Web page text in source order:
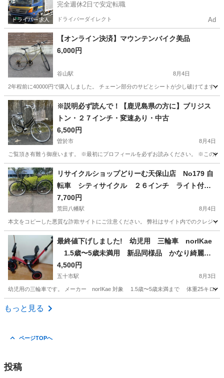
完全週休2日で安定転職
ドライバーダイレクト Ad
【オンライン決済】マウンテンバイク美品
6,000円
谷山駅 8月4日
2年程前に40000円で購入しました。 チェーン部分のサビとシートが少し破けてます
鹿児島 鹿児島市 谷山駅 マウンテンバイク
※説明必ず読んで！【鹿児島県の方に】ブリジス
トン・２７インチ・変速あり・中古
6,500円
曽於市 8月4日
ご覧頂き有難う御座います。 ※最初にプロフィールを必ずお読みください。 ※この
鹿児島 曽於市 自転車 27インチ
リサイクルショップどりーむ天保山店 No179 自
転車 シティサイクル ２６インチ ライト付
き 乗りやすいフラットハンドルタイプ♪
7,700円
荒田八幡駅 8月4日
本文をコピーした悪質な詐欺サイトにご注意ください。 弊社はサイト内でのクレジ
鹿児島 鹿児島市 荒田八幡駅 その他
最終値下げしました! 幼児用 三輪車 norIKae
1.5歳〜5歳未満用 新品同様品 かなり綺麗
室内保管 取り扱い説明書付き
4,500円
五十市駅 8月3日
幼児用の三輪車です。 メーカー norIKae 対象 1.5歳〜5歳未満まで 体重25キロ未満
鹿児島 曽於市
もっと見る
ページTOPへ
投稿